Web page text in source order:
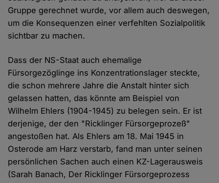
Gruppe gerechnet wurde, vor allem auch deswegen,
um die Konsequenzen einer verfehlten Sozialpolitik
sichtbar zu machen.
Dass der NS-Staat auch ehemalige
Fürsorgezöglinge ins Konzentrationslager steckte,
die schon mehrere Jahre die Anstalt hinter sich
gelassen hatten, das könnte am Beispiel von
Wilhelm Ehlers (1904-1945) zu belegen sein. Er ist
derjenige, der den "Ricklinger Fürsorgeprozeß"
angestoßen hat. Als Ehlers am 18. Mai 1945 in
Osterode am Harz verstarb, fand man unter seinen
persönlichen Sachen auch einen KZ-Lagerausweis
(Sarah Banach, Der Ricklinger Fürsorgeprozess